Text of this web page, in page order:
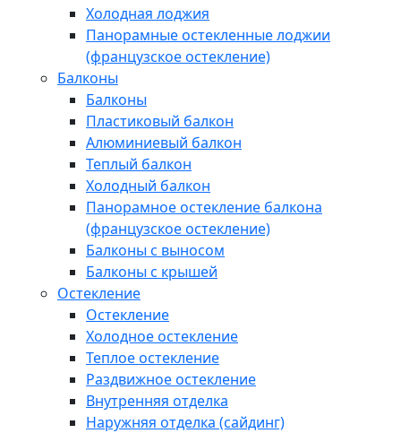
Холодная лоджия
Панорамные остекленные лоджии
(французское остекление)
Балконы
Балконы
Пластиковый балкон
Алюминиевый балкон
Теплый балкон
Холодный балкон
Панорамное остекление балкона
(французское остекление)
Балконы с выносом
Балконы с крышей
Остекление
Остекление
Холодное остекление
Теплое остекление
Раздвижное остекление
Внутренняя отделка
Наружняя отделка (сайдинг)